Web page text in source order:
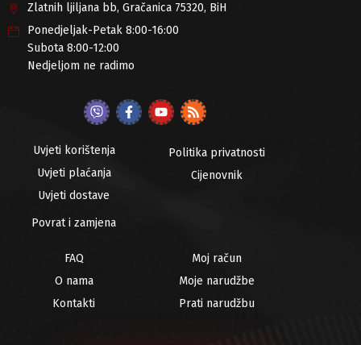
Zlatnih ljiljana bb, Gračanica 75320, BiH
Ponedjeljak-Petak 8:00-16:00
Subota 8:00-12:00
Nedjeljom ne radimo
Uvjeti korištenja
Uvjeti plaćanja
Uvjeti dostave
Povrat i zamjena
Politika privatnosti
Cijenovnik
FAQ
O nama
Kontakti
Moj račun
Moje narudžbe
Prati narudžbu